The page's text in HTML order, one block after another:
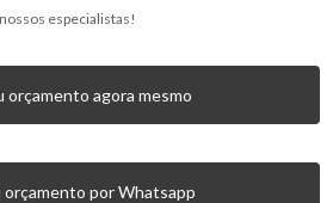
especialistas!
orçamento agora mesmo
orçamento por Whatsapp